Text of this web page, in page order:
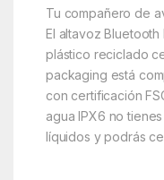
Tu compañero de
El altavoz
plástico reciclado
packaging está
con certificación
agua IPX6 no
líquidos y podrás